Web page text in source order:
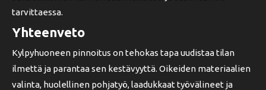
tarvittaessa.
Yhteenveto
Kylpyhuoneen pinnoitus on tehokas tapa uudistaa tilan
ilmettä ja parantaa sen kestävyyttä. Oikeiden materiaalien
valinta, huolellinen pohjatyö, laadukkaat työvälineet ja